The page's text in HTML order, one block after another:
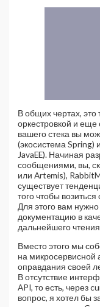
В общих чертах, это
оркестровкой и еще
вашего стека вы
(экосистема Spring)
JavaEE). Начиная
сообщениями, вы,
или Artemis),
существует
того чтобы
Для этого вам
документацию в
дальнейшего
Вместо этого мы
на микросервисной
оправдания своей
В отсутствие
API, то есть, через
вопрос, я хотел бы